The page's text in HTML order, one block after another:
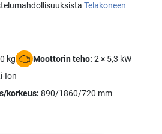
Telakoneen
kg Moottorin teho: 2 × 5,3 kW
Ion
korkeus: 890/1860/720 mm